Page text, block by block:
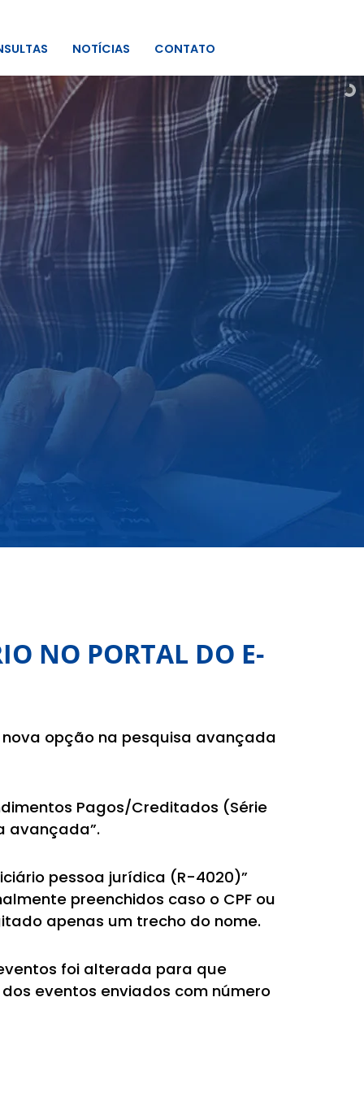
NOTÍCIAS CONTATO
NO PORTAL DO E-
opção na pesquisa avançada
Pagos/Creditados (Série
avançada”.
pessoa jurídica (R-4020)”
preenchidos caso o CPF ou
apenas um trecho do nome.
foi alterada para que
eventos enviados com número